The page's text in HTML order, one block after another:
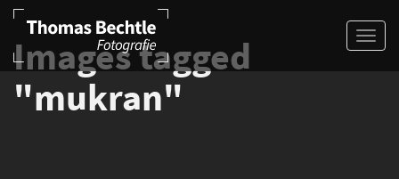
Images tagged
"mukran"